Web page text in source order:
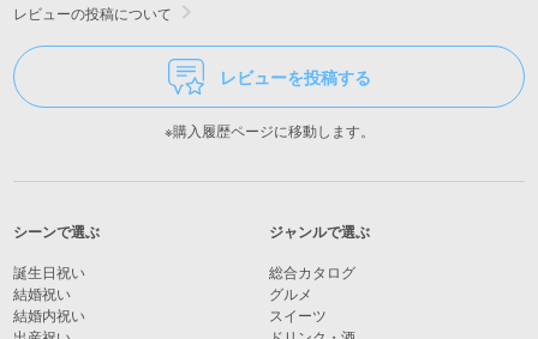
レビューの投稿について
レビューを投稿する
※購入履歴ページに移動します。
シーンで選ぶ
誕生日祝い
結婚祝い
結婚内祝い
ジャンルで選ぶ
総合カタログ
グルメ
スイーツ